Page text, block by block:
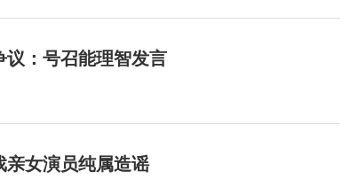
议：号召能理智发言
亲女演员纯属造谣